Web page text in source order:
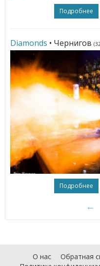
Подробнее
Diamonds • Чернигов
Подробнее
←
О нас Обратная